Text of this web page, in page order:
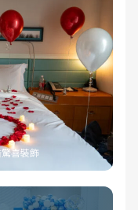
喜裝飾